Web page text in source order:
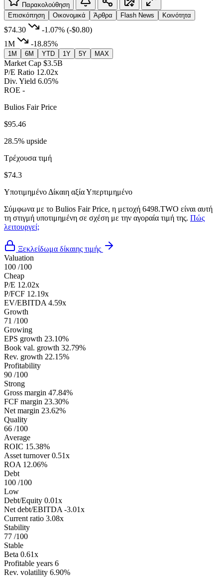
Παρακολούθηση
Επισκόπηση
Οικονομικά Άρθρα Flash News Κοινότητα
$74.30 -1.07% (-$0.80)
1M
-18.85%
1M 6M YTD 1Y 5Y MAX
Market Cap $3.5B
P/E Ratio 12.02x
Div. Yield 6.05%
ROE -
Bulios Fair Price
$95.46
28.5% upside
Τρέχουσα τιμή
$74.3
Υποτιμημένο Δίκαιη αξίαΥπερτιμημένο
Σύμφωνα με το Bulios Fair Price, η μετοχή 6498.TWO είναι αυτή
τη στιγμή υποτιμημένη σε σχέση με την αγοραία τιμή της. Πώς
λειτουργεί;
Ξεκλείδωμα δίκαιης τιμής
Valuation
100 /100
Cheap
P/E 12.02x
P/FCF 12.19x
EV/EBITDA 4.59x
Growth
71 /100
Growing
EPS growth 23.10%
Book val. growth 32.79%
Rev. growth 22.15%
Profitability
90 /100
Strong
Gross margin 47.84%
FCF margin 23.30%
Net margin 23.62%
Quality
66 /100
Average
ROIC 15.38%
Asset turnover 0.51x
ROA 12.06%
Debt
100 /100
Low
Debt/Equity 0.01x
Net debt/EBITDA -3.01x
Current ratio 3.08x
Stability
77 /100
Stable
Beta 0.61x
Profitable years 6
Rev. volatility 6.90%